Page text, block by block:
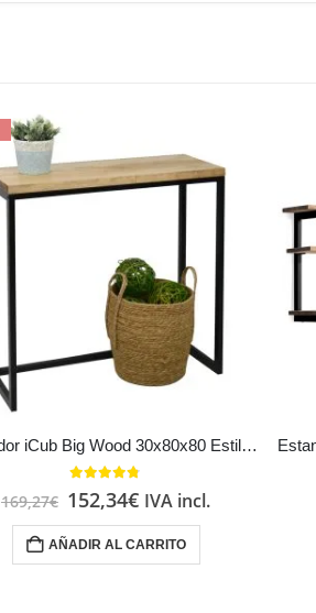
Recibidor iCub Big Wood 30x80x80 Estilo Industrial Vintage tablero madera maciza 30 mm
169,27€ 152,34€ IVA incl.
AÑADIR AL CARRITO